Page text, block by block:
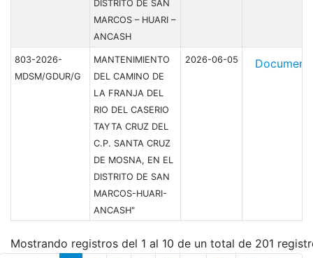
DISTRITO DE SAN
MARCOS – HUARI –
ANCASH
803-2026-
MDSM/GDUR/G
MANTENIMIENTO
DEL CAMINO DE
LA FRANJA DEL
RIO DEL CASERIO
TAYTA CRUZ DEL
C.P. SANTA CRUZ
DE MOSNA, EN EL
DISTRITO DE SAN
MARCOS-HUARI-
ANCASH"
2026-06-05
Mostrando registros del 1 al 10 de un total de 201